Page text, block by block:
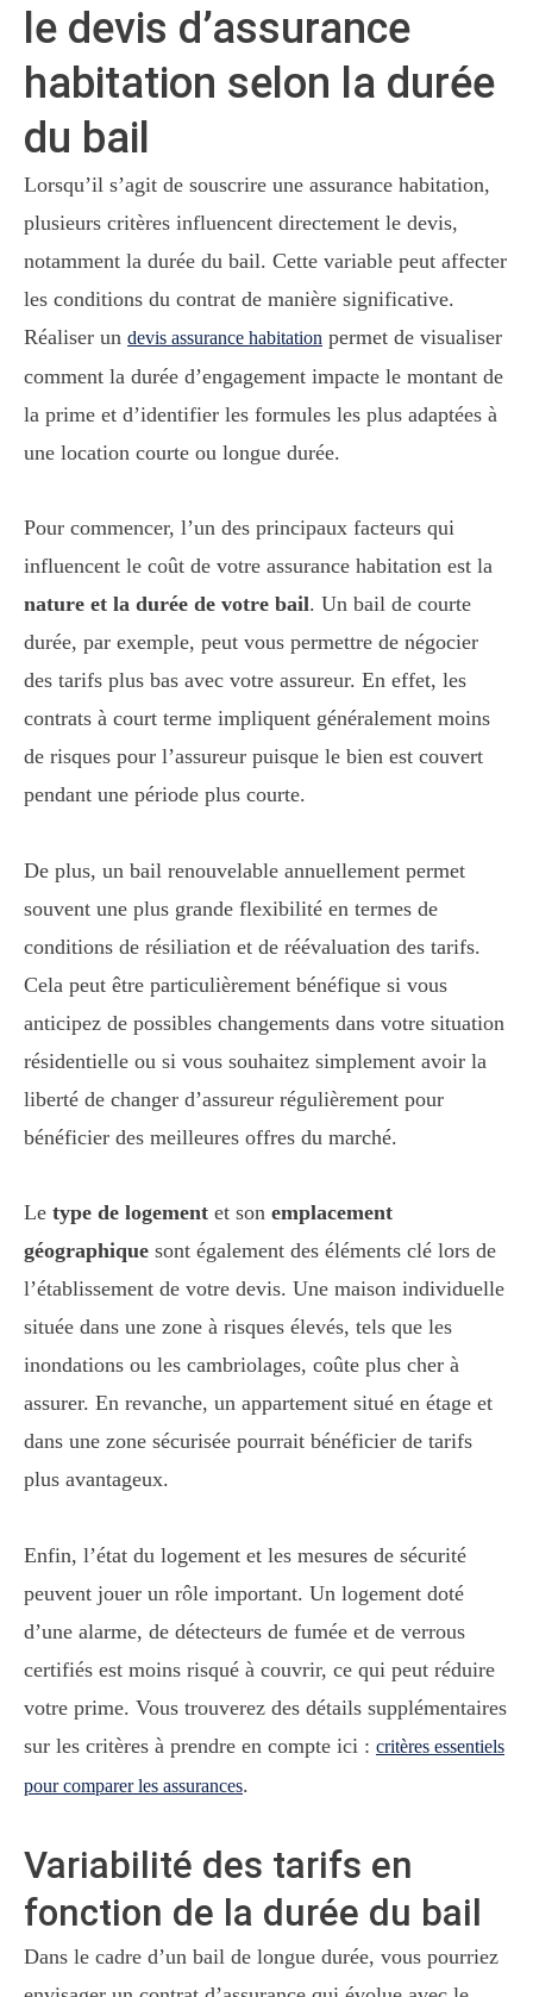
le devis d’assurance
habitation selon la durée
du bail
Lorsqu’il s’agit de souscrire une assurance habitation,
plusieurs critères influencent directement le devis,
notamment la durée du bail. Cette variable peut affecter
les conditions du contrat de manière significative.
Réaliser un devis assurance habitation permet de visualiser
comment la durée d’engagement impacte le montant de
la prime et d’identifier les formules les plus adaptées à
une location courte ou longue durée.
Pour commencer, l’un des principaux facteurs qui
influencent le coût de votre assurance habitation est la
nature et la durée de votre bail. Un bail de courte
durée, par exemple, peut vous permettre de négocier
des tarifs plus bas avec votre assureur. En effet, les
contrats à court terme impliquent généralement moins
de risques pour l’assureur puisque le bien est couvert
pendant une période plus courte.
De plus, un bail renouvelable annuellement permet
souvent une plus grande flexibilité en termes de
conditions de résiliation et de réévaluation des tarifs.
Cela peut être particulièrement bénéfique si vous
anticipez de possibles changements dans votre situation
résidentielle ou si vous souhaitez simplement avoir la
liberté de changer d’assureur régulièrement pour
bénéficier des meilleures offres du marché.
Le type de logement et son emplacement
géographique sont également des éléments clé lors de
l’établissement de votre devis. Une maison individuelle
située dans une zone à risques élevés, tels que les
inondations ou les cambriolages, coûte plus cher à
assurer. En revanche, un appartement situé en étage et
dans une zone sécurisée pourrait bénéficier de tarifs
plus avantageux.
Enfin, l’état du logement et les mesures de sécurité
peuvent jouer un rôle important. Un logement doté
d’une alarme, de détecteurs de fumée et de verrous
certifiés est moins risqué à couvrir, ce qui peut réduire
votre prime. Vous trouverez des détails supplémentaires
sur les critères à prendre en compte ici : critères essentiels
pour comparer les assurances.
Variabilité des tarifs en
fonction de la durée du bail
Dans le cadre d’un bail de longue durée, vous pourriez